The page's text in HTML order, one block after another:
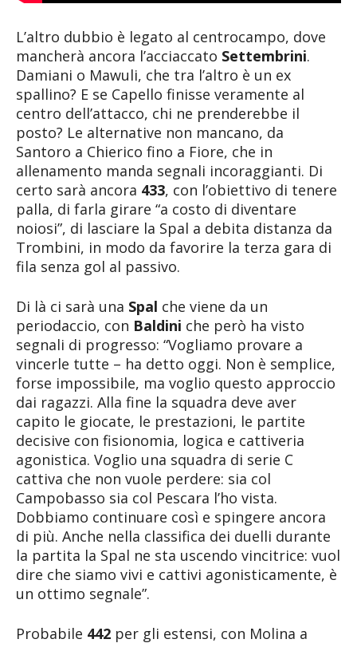
L’altro dubbio è legato al centrocampo, dove
mancherà ancora l’acciaccato Settembrini.
Damiani o Mawuli, che tra l’altro è un ex
spallino? E se Capello finisse veramente al
centro dell’attacco, chi ne prenderebbe il
posto? Le alternative non mancano, da
Santoro a Chierico fino a Fiore, che in
allenamento manda segnali incoraggianti. Di
certo sarà ancora 433, con l’obiettivo di tenere
palla, di farla girare “a costo di diventare
noiosi”, di lasciare la Spal a debita distanza da
Trombini, in modo da favorire la terza gara di
fila senza gol al passivo.
Di là ci sarà una Spal che viene da un
periodaccio, con Baldini che però ha visto
segnali di progresso: “Vogliamo provare a
vincerle tutte – ha detto oggi. Non è semplice,
forse impossibile, ma voglio questo approccio
dai ragazzi. Alla fine la squadra deve aver
capito le giocate, le prestazioni, le partite
decisive con fisionomia, logica e cattiveria
agonistica. Voglio una squadra di serie C
cattiva che non vuole perdere: sia col
Campobasso sia col Pescara l’ho vista.
Dobbiamo continuare così e spingere ancora
di più. Anche nella classifica dei duelli durante
la partita la Spal ne sta uscendo vincitrice: vuol
dire che siamo vivi e cattivi agonisticamente, è
un ottimo segnale”.
Probabile 442 per gli estensi, con Molina a